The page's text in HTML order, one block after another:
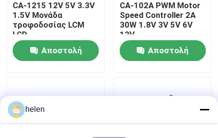
Επικοινωνήστε μαζί μας
Ειδήσεις
Ιστολόγιο
CA-1215 12V 5V 3.3V
1.5V Μονάδα
τροφοδοσίας LCM
LCD
Αποστολή
CA-102A PWM Motor
Speed Controller 2A
30W 1.8V 3V 5V 6V
12V
Αποστολή
helen